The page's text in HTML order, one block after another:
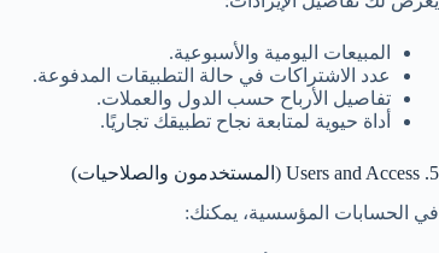
المبيعات اليومية والأسبوعية.
عدد الاشتراكات في حالة التطبيقات المدفوعة.
تفاصيل الأرباح حسب الدول والعملات.
أداة حيوية لمتابعة نجاح تطبيقك تجاريًا.
5. Users and Access (المستخدمون والصلاحيات)
في الحسابات المؤسسية، يمكنك: